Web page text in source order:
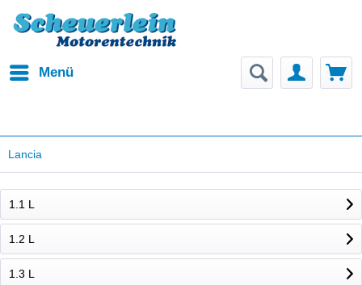
Menü
Lancia
1.1 L
1.2 L
1.3 L